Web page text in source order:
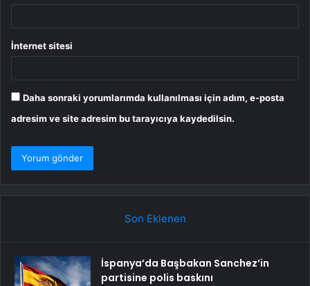
İnternet sitesi
Daha sonraki yorumlarımda kullanılması için adım, e-posta
adresim ve site adresim bu tarayıcıya kaydedilsin.
Son Eklenen
İspanya’da Başbakan Sanchez’in
partisine polis baskını